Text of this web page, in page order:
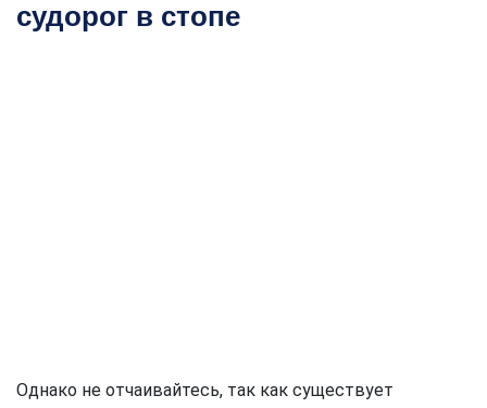
судорог в стопе
Однако не отчаивайтесь, так как существует